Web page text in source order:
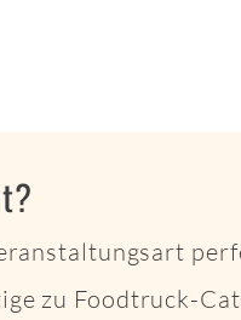
zu Foodtruck-